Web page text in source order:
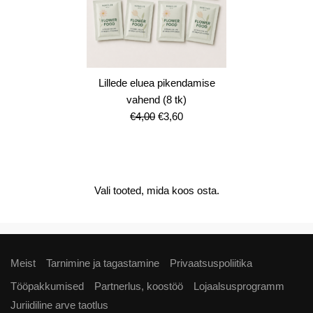
Lillede eluea pikendamise
vahend (8 tk)
€4,00 Algne
€3,60Current
Vali tooted, mida koos osta.
Meist Tarnimine ja tagastamine
Privaatsuspoliitika
Tööpakkumised
Partnerlus, koostöö
Lojaalsusprogramm
Juriidiline arve taotlus